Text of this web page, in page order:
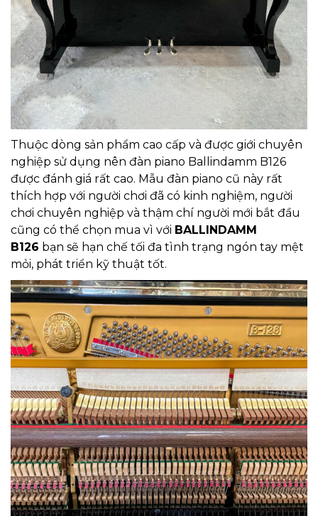
Thuộc dòng sản phẩm cao cấp và được giới chuyên
nghiệp sử dụng nên đàn piano Ballindamm B126
được đánh giá rất cao. Mẫu đàn piano cũ này rất
thích hợp với người chơi đã có kinh nghiệm, người
chơi chuyên nghiệp và thậm chí người mới bắt đầu
cũng có thể chọn mua vì với BALLINDAMM
B126 bạn sẽ hạn chế tối đa tình trạng ngón tay mệt
mỏi, phát triển kỹ thuật tốt.